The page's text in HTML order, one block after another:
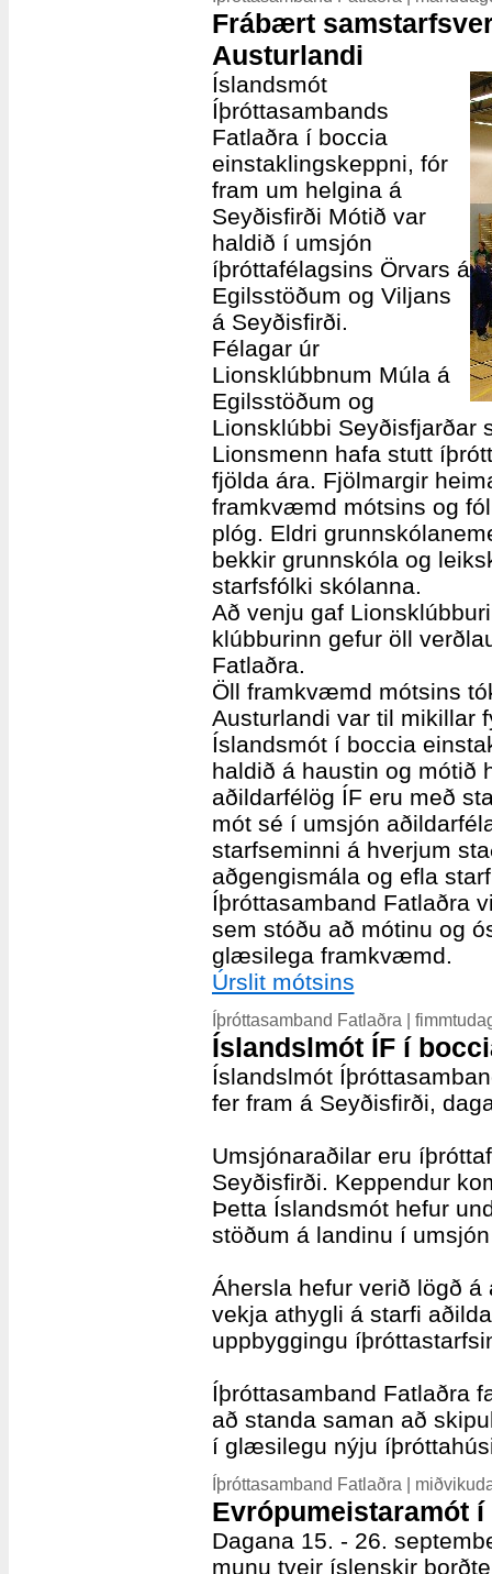
Frábært
Austurlandi
Íslandsmót
Íþróttasambands
Fatlaðra í boccia
einstaklingskeppni, fór
fram um helgina á
Seyðisfirði Mótið var
haldið í umsjón
íþróttafélagsins Örvars á
Egilsstöðum og Viljans
á Seyðisfirði.
Félagar úr
Lionsklúbbnum Múla á
Egilsstöðum og
Lionsklúbbi Seyðisfjarðar
Lionsmenn hafa stutt
fjölda ára. Fjölmargir
framkvæmd mótsins og
plóg. Eldri
bekkir grunnskóla og
starfsfólki skólanna.
Að venju gaf
klúbburinn gefur öll
Fatlaðra.
Öll framkvæmd mótsins
Austurlandi var til mikillar
Íslandsmót í boccia
haldið á haustin og mótið
aðildarfélög ÍF eru með
mót sé í umsjón
starfseminni á hverjum
aðgengismála og efla
Íþróttasamband Fatlaðra
sem stóðu að mótinu og
glæsilega framkvæmd.
Úrslit mótsins
Íþróttasamband Fatlaðra |
Íslandslmót ÍF í
Íslandslmót
fer fram á Seyðisfirði,
Umsjónaraðilar eru
Seyðisfirði. Keppendur
Þetta Íslandsmót hefur
stöðum á landinu í
Áhersla hefur verið lögð
vekja athygli á starfi
uppbyggingu
Íþróttasamband Fatlaðra
að standa saman að
í glæsilegu nýju
Íþróttasamband Fatlaðra |
Evrópumeistaramót
Dagana 15. - 26.
munu tveir íslenskir